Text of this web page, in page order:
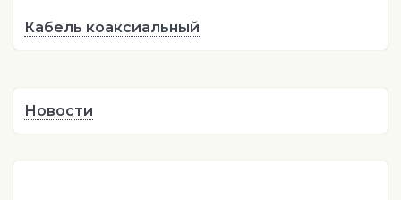
Кабель коаксиальный
Новости